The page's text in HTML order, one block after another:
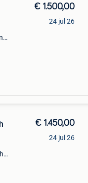
€ 1.500,00
24 jul 26
€ 1.450,00
24 jul 26